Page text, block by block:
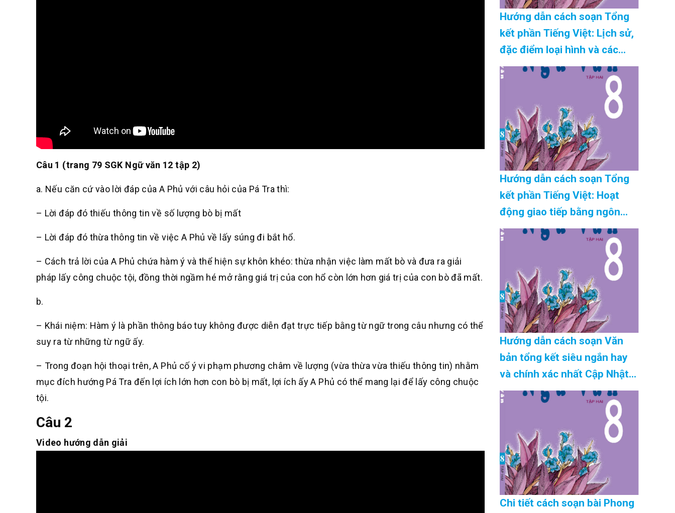
Câu 1 (trang 79 SGK Ngữ văn 12 tập 2)
a. Nếu căn cứ vào lời đáp của A Phủ với câu hỏi của Pá Tra thì:
– Lời đáp đó thiếu thông tin về số lượng bò bị mất
– Lời đáp đó thừa thông tin về việc A Phủ về lấy súng đi bắt hổ.
– Cách trả lời của A Phủ chứa hàm ý và thể hiện sự khôn khéo: thừa nhận việc làm mất bò và đưa ra giải
pháp lấy công chuộc tội, đồng thời ngầm hé mở rằng giá trị của con hổ còn lớn hơn giá trị của con bò đã mất.
b.
– Khái niệm: Hàm ý là phần thông báo tuy không được diễn đạt trực tiếp bằng từ ngữ trong câu nhưng có thể
suy ra từ những từ ngữ ấy.
– Trong đoạn hội thoại trên, A Phủ cố ý vi phạm phương châm về lượng (vừa thừa vừa thiếu thông tin) nhằm
mục đích hướng Pá Tra đến lợi ích lớn hơn con bò bị mất, lợi ích ấy A Phủ có thể mang lại để lấy công chuộc
tội.
Câu 2
Video hướng dẫn giải
Hướng dẫn cách soạn Tổng
kết phần Tiếng Việt: Lịch sử,
đặc điểm loại hình và các
phong cách ngôn ngữ siêu
ngắn mới nhất Cập Nhật
Hướng dẫn cách soạn Tổng
kết phần Tiếng Việt: Hoạt
động giao tiếp bằng ngôn
ngữ siêu ngắn mới nhất Cập
Nhật 08/2026
Hướng dẫn cách soạn Văn
bản tổng kết siêu ngắn hay
và chính xác nhất Cập Nhật
08/2026
Chi tiết cách soạn bài Phong